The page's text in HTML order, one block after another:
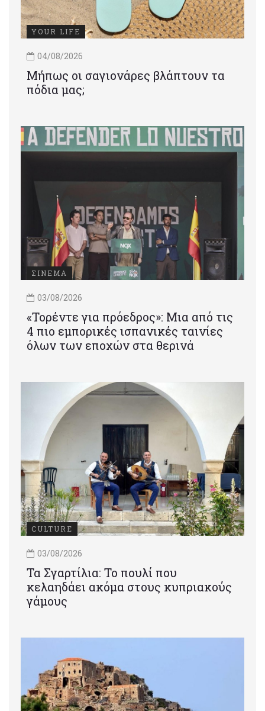
YOUR LIFE
04/08/2026
Μήπως οι σαγιονάρες βλάπτουν τα
πόδια μας;
ΣΙΝΕΜΑ
03/08/2026
«Τορέντε για πρόεδρος»: Mια από τις
4 πιο εμπορικές ισπανικές ταινίες
όλων των εποχών στα θερινά
CULTURE
03/08/2026
Τα Σγαρτίλια: Το πουλί που
κελαηδάει ακόμα στους κυπριακούς
γάμους